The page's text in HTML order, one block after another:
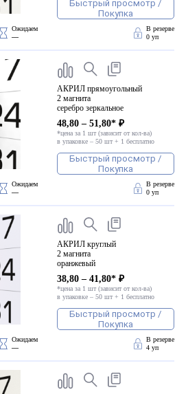
Быстрый просмотр /
Покупка
Ожидаем
—
В резерве
0 уп
АКРИЛ прямоугольный
2 магнита
серебро зеркальное
48,80 – 51,80* ₽
*цена за 1 шт (зависит от кол-ва)
в упаковке – 50 шт + 1 бесплатно
Быстрый просмотр /
Покупка
Ожидаем
—
В резерве
0 уп
АКРИЛ круглый
2 магнита
оранжевый
38,80 – 41,80* ₽
*цена за 1 шт (зависит от кол-ва)
в упаковке – 50 шт + 1 бесплатно
Быстрый просмотр /
Покупка
Ожидаем
—
В резерве
4 уп